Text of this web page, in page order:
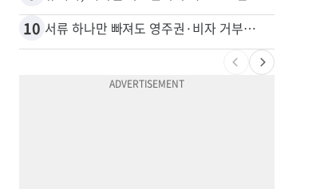
10 서류 하나만 빠져도 영주권·비자 거부…심사관 재량권 대폭 확대